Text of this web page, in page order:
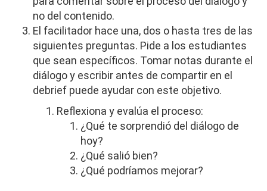
no del contenido.
El facilitador hace una, dos o hasta tres de las
siguientes preguntas. Pide a los estudiantes
que sean específicos. Tomar notas durante el
diálogo y escribir antes de compartir en el
debrief puede ayudar con este objetivo.
Reflexiona y evalúa el proceso:
¿Qué te sorprendió del diálogo de
hoy?
¿Qué salió bien?
¿Qué podríamos mejorar?